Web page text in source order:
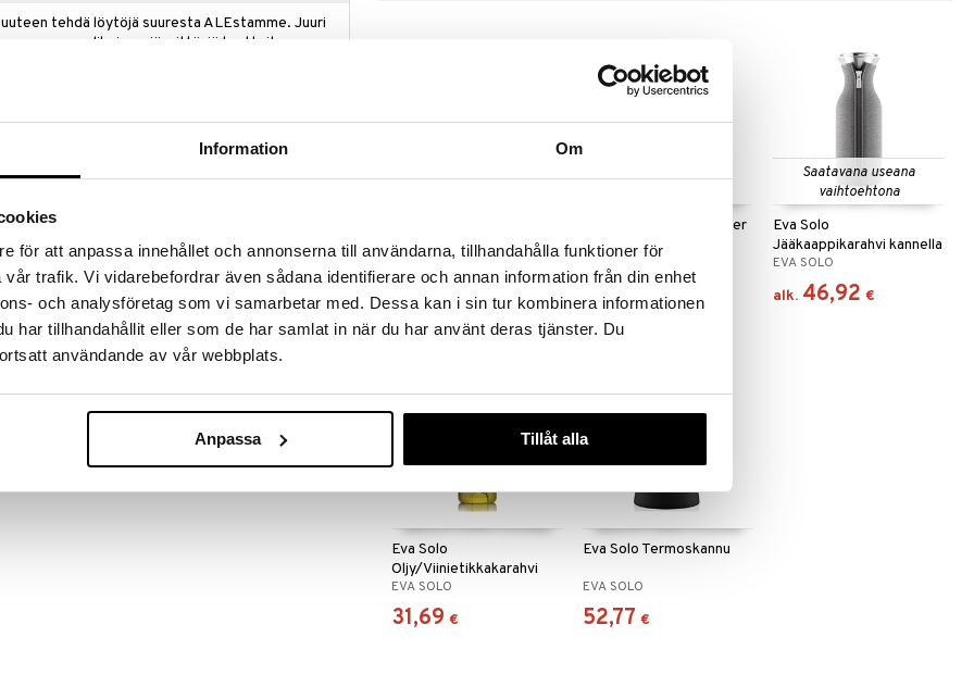
Information Om
för att anpassa innehållet och annonserna till användarna, tillhandahålla funktioner för
trafik. Vi vidarebefordrar även sådana identifierare och annan information från din enhet
och analysföretag som vi samarbetar med. Dessa kan i sin tur kombinera informationen
har tillhandahållit eller som de har samlat in när du har använt deras tjänster. Du
användande av vår webbplats.
Anpassa Tillåt alla
tehdä löytöjä suuresta ALEstamme. Juuri
suuren valikoiman jännittäviä tuotteita
ale-löydöt »
reuna ja sitä voidaan käyttää kaikenlaisille
ja tarjoilemiseen.
uudella liinalla, sillä karahvi on 100% tipaton.
kaatokansi, joka aukeaa kaadettaessa.
sitruunasiivuille jne.
teräs, Silikoni
Dekantointikarahvi
EVA SOLO
59,89 €
Eva Solo Dressingshaker
kaatonokalla
EVA SOLO
28,36 €
Saatavana useana
vaihtoehtona
Eva Solo
Jääkaappikarahvi kannella
EVA SOLO
alk. 46,92 €
Eva Solo
Oljy/Viinietikkakarahvi
kaatonokalla
EVA SOLO
31,69 €
Eva Solo Termoskannu
EVA SOLO
52,77 €